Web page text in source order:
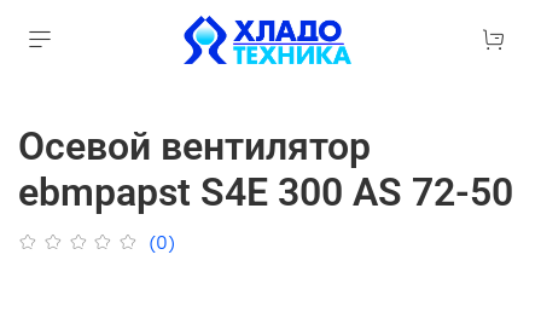
Осевой вентилятор
ebmpapst S4E 300 АS 72-50
(0)